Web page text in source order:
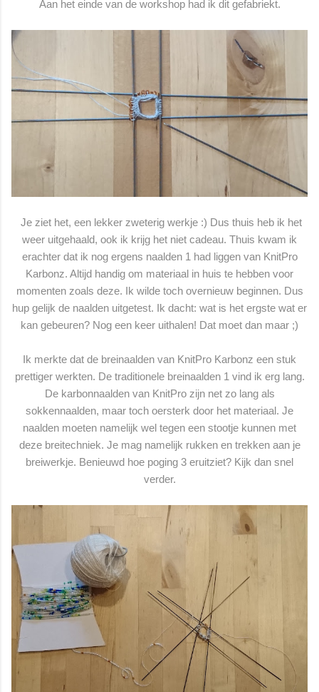
Aan het einde van de workshop had ik dit gefabriekt.
Je ziet het, een lekker zweterig werkje :) Dus thuis heb ik het
weer uitgehaald, ook ik krijg het niet cadeau. Thuis kwam ik
erachter dat ik nog ergens naalden 1 had liggen van KnitPro
Karbonz. Altijd handig om materiaal in huis te hebben voor
momenten zoals deze. Ik wilde toch overnieuw beginnen. Dus
hup gelijk de naalden uitgetest. Ik dacht: wat is het ergste wat er
kan gebeuren? Nog een keer uithalen! Dat moet dan maar ;)
Ik merkte dat de breinaalden van KnitPro Karbonz een stuk
prettiger werkten. De traditionele breinaalden 1 vind ik erg lang.
De karbonnaalden van KnitPro zijn net zo lang als
sokkennaalden, maar toch oersterk door het materiaal. Je
naalden moeten namelijk wel tegen een stootje kunnen met
deze breitechniek. Je mag namelijk rukken en trekken aan je
breiwerkje. Benieuwd hoe poging 3 eruitziet? Kijk dan snel
verder.